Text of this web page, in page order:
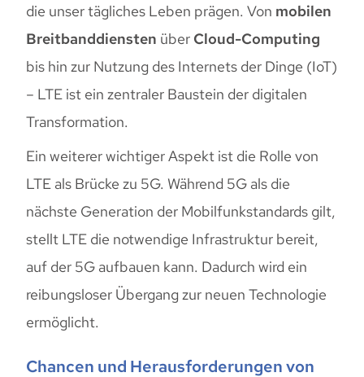
die unser tägliches Leben prägen. Von mobilen
Breitbanddiensten über Cloud-Computing
bis hin zur Nutzung des Internets der Dinge (IoT)
– LTE ist ein zentraler Baustein der digitalen
Transformation.
Ein weiterer wichtiger Aspekt ist die Rolle von
LTE als Brücke zu 5G. Während 5G als die
nächste Generation der Mobilfunkstandards gilt,
stellt LTE die notwendige Infrastruktur bereit,
auf der 5G aufbauen kann. Dadurch wird ein
reibungsloser Übergang zur neuen Technologie
ermöglicht.
Chancen und Herausforderungen von